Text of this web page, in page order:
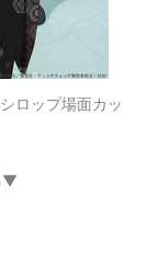
ロップ場面カッ
▼